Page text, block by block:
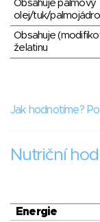
Obsahuje palmový
olej/tuk/
Obsahuje
želatinu
Jak hodnotíme?
Nutriční
Energie